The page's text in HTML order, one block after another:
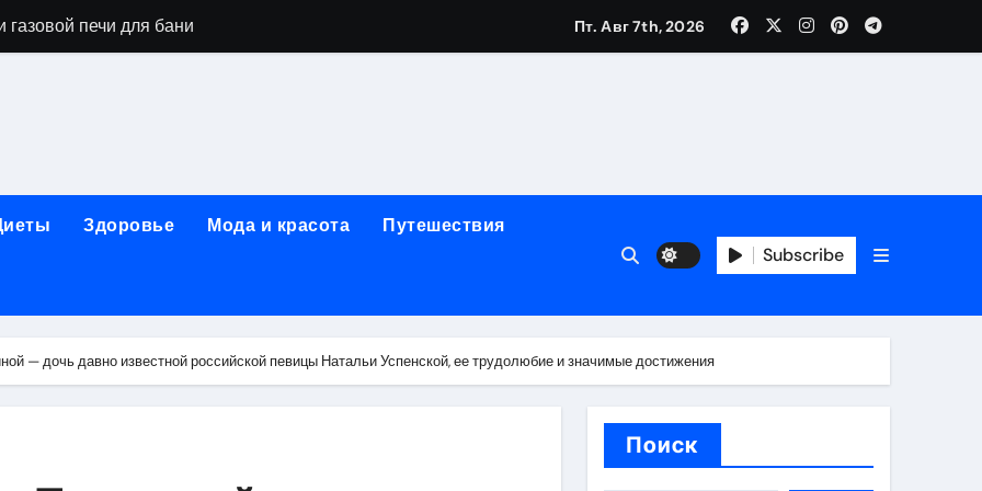
печи для бани
применения GPU-серверов
обучения и актуальные профессиональные ориентиры
реабилитации при алкогольной зависимости: персональный подход и лицензированные врачи
принципы, показания и этапы установки импланта за один день
МРТ на современном магнитно-резонансном томографе
Пт. Авг 7th, 2026
Здоровье Мода и красота Путешествия
Subscribe
— дочь давно известной российской певицы Натальи Успенской, ее трудолюбие и значимые достижения
Поиск